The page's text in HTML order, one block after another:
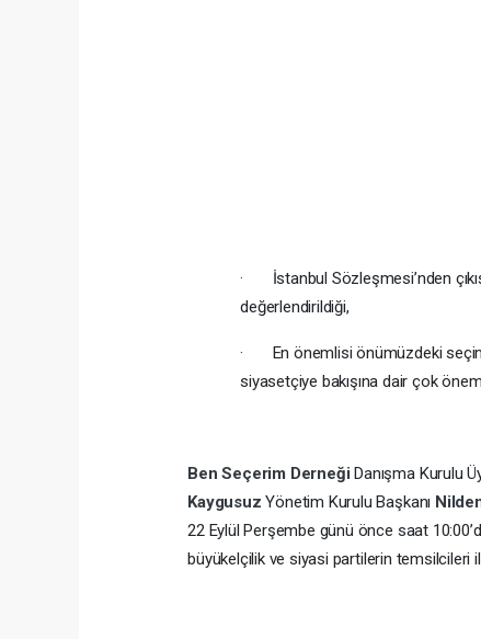
· İstanbul Sözleşmesi’nden
değerlendirildiği,
· En önemlisi önümüzdeki
siyasetçiye bakışına dair çok
Ben Seçerim DerneğiDanışma Kurulu
KaygusuzYönetim Kurulu Başkanı
22 Eylül Perşembe günü önce saat
büyükelçilik ve siyasi partilerin temsilcileri